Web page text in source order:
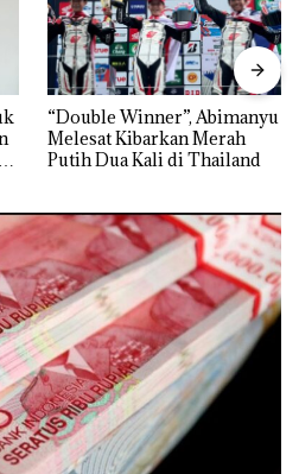
“Double Winner”, Abimanyu
Melesat Kibarkan Merah
Putih Dua Kali di Thailand